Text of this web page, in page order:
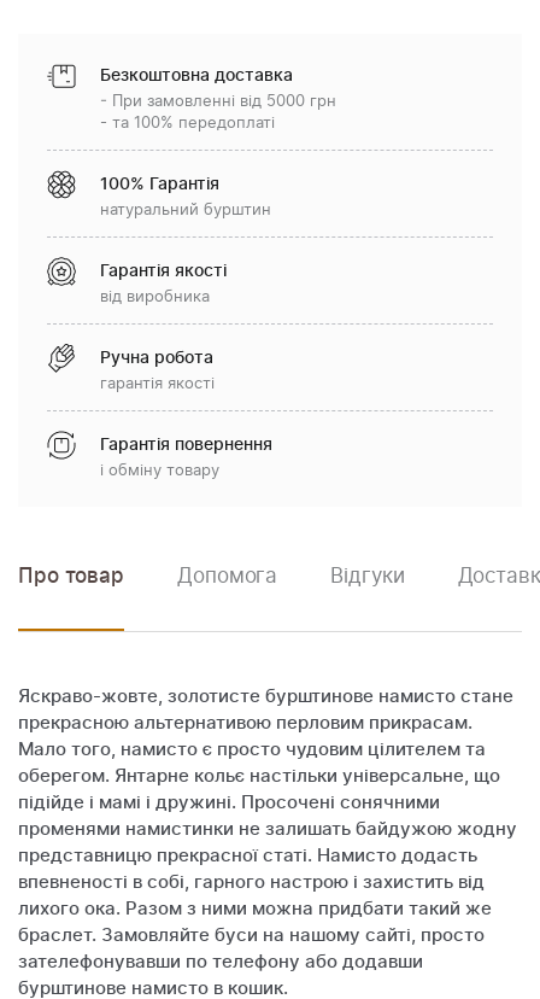
Безкоштовна доставка
- При замовленні від 5000 грн
- та 100% передоплаті
100% Гарантія
натуральний бурштин
Гарантія якості
від виробника
Ручна робота
гарантія якості
Гарантія повернення
і обміну товару
Про товар Допомога Відгуки
Яскраво-жовте, золотисте бурштинове намисто стане
прекрасною альтернативою перловим прикрасам.
Мало того, намисто є просто чудовим цілителем та
оберегом. Янтарне кольє настільки універсальне, що
підійде і мамі і дружині. Просочені сонячними
променями намистинки не залишать байдужою жодну
представницю прекрасної статі. Намисто додасть
впевненості в собі, гарного настрою і захистить від
лихого ока. Разом з ними можна придбати такий же
браслет. Замовляйте буси на нашому сайті, просто
зателефонувавши по телефону або додавши
бурштинове намисто в кошик.